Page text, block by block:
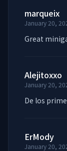
marqueix
January 20,
Great
Alejitoxxo
January 20,
De los
ErMody
January 20,